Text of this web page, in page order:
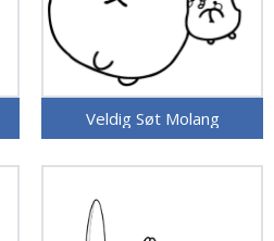
Veldig Søt Molang